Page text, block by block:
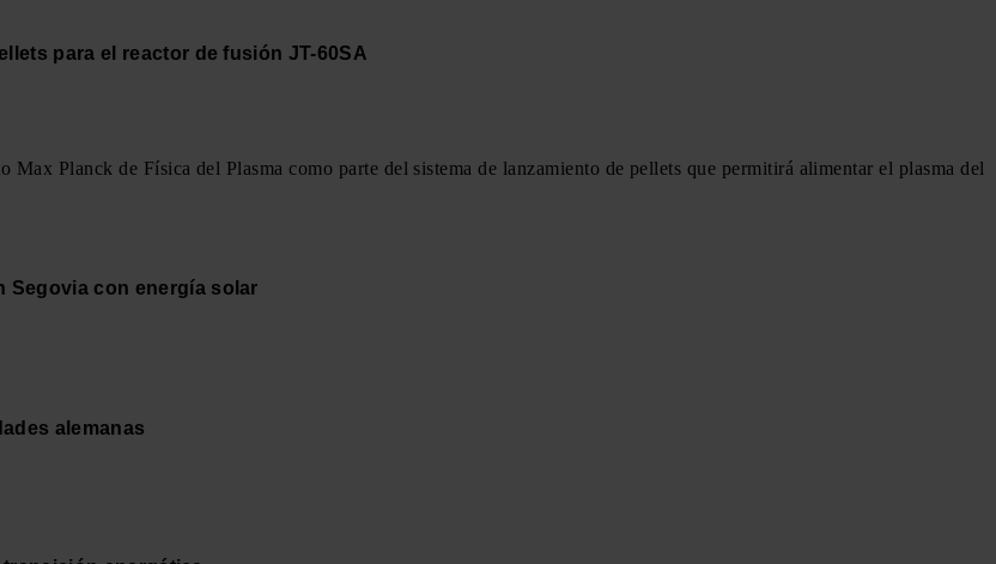
para el reactor de fusión JT-60SA
Planck de Física del Plasma como parte del sistema de lanzamiento de pellets que permitirá alimentar el plasma del
Segovia con energía solar
alemanas